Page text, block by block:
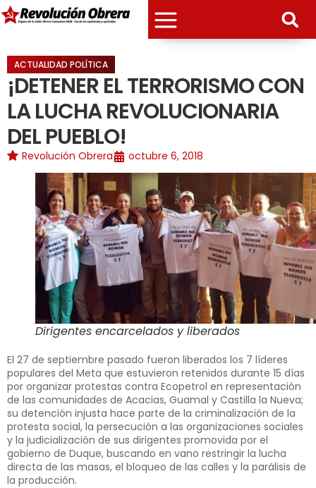
ACTUALIDAD POLÍTICA
¡DETENER EL TERRORISMO CON
LA LUCHA REVOLUCIONARIA
DEL PUEBLO!
Revolución Obrera octubre 6, 2018
Dirigentes encarcelados y liberados
El 27 de septiembre pasado fueron liberados los 7 líderes
populares del Meta que estuvieron retenidos durante 15 días
por organizar protestas contra Ecopetrol en representación
de las comunidades de Acacias, Guamal y Castilla la Nueva;
su detención injusta hace parte de la criminalización de la
protesta social, la persecución a las organizaciones sociales
y la judicialización de sus dirigentes promovida por el
gobierno de Duque, buscando en vano restringir la lucha
directa de las masas, el bloqueo de las calles y la parálisis de
la producción.